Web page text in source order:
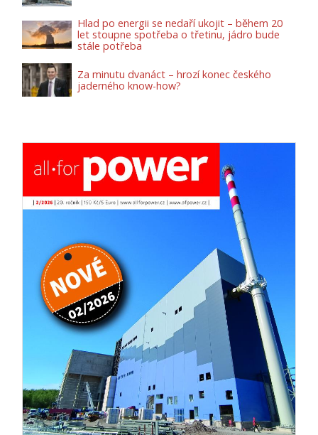
Hlad po energii se nedaří ukojit – během 20
let stoupne spotřeba o třetinu, jádro bude
stále potřeba
Za minutu dvanáct – hrozí konec českého
jaderného know-how?